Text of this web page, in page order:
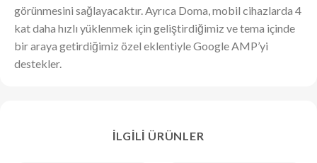
görünmesini sağlayacaktır. Ayrıca Doma, mobil cihazlarda 4
kat daha hızlı yüklenmek için geliştirdiğimiz ve tema içinde
bir araya getirdiğimiz özel eklentiyle Google AMP’yi
destekler.
İLGILI ÜRÜNLER